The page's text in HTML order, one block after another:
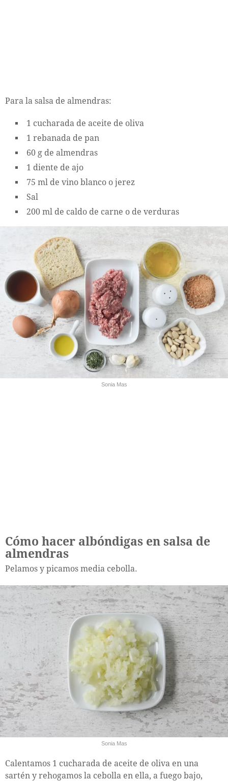
Para la salsa de almendras:
1 cucharada de aceite de oliva
1 rebanada de pan
60 g de almendras
1 diente de ajo
75 ml de vino blanco o jerez
Sal
200 ml de caldo de carne o de verduras
Sonia Mas
Cómo hacer albóndigas en salsa de
almendras
Pelamos y picamos media cebolla.
Sonia Mas
Calentamos 1 cucharada de aceite de oliva en una
sartén y rehogamos la cebolla en ella, a fuego bajo,